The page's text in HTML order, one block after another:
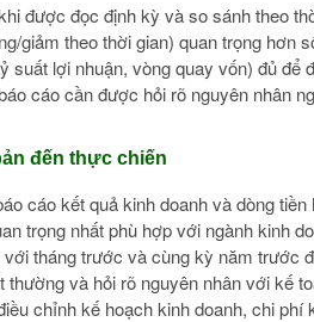
được đọc định kỳ và so sánh theo
giảm theo thời gian) quan trọng hơn
suất lợi nhuận, vòng quay vốn) đủ để
cáo cần được hỏi rõ nguyên nhân
đến thực chiến
cáo kết quả kinh doanh và dòng
trọng nhất phù hợp với ngành kinh
tháng trước và cùng kỳ năm trước
và hỏi rõ nguyên nhân với kế
chỉnh kế hoạch kinh doanh, chi phí